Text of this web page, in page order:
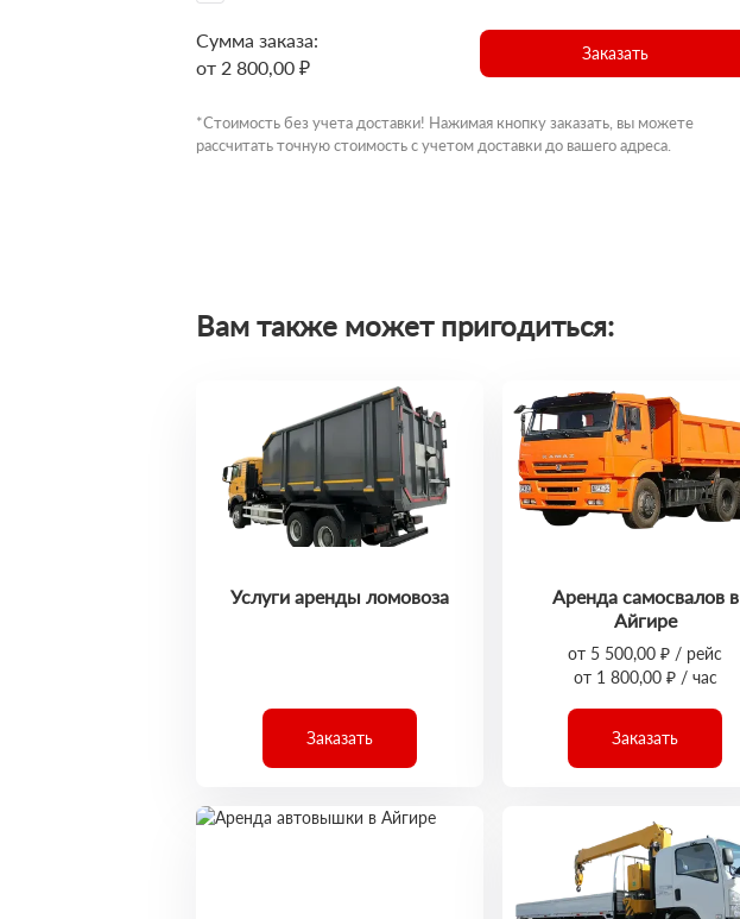
Сумма заказа:
от 2 800,00 ₽
Заказать
*Стоимость без учета доставки! Нажимая кнопку заказать, вы можете
рассчитать точную стоимость с учетом доставки до вашего адреса.
Вам также может пригодиться:
Услуги аренды ломовоза
Заказать
Аренда самосвалов в
Айгире
от 5 500,00 ₽ / рейс
от 1 800,00 ₽ / час
Заказать